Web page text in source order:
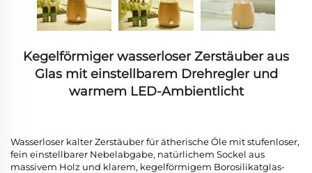
Kegelförmiger wasserloser Zerstäuber aus
Glas mit einstellbarem Drehregler und
warmem LED-Ambientlicht
Wasserloser kalter Zerstäuber für ätherische Öle mit stufenloser,
fein einstellbarer Nebelabgabe, natürlichem Sockel aus
massivem Holz und klarem, kegelförmigem Borosilikatglas-